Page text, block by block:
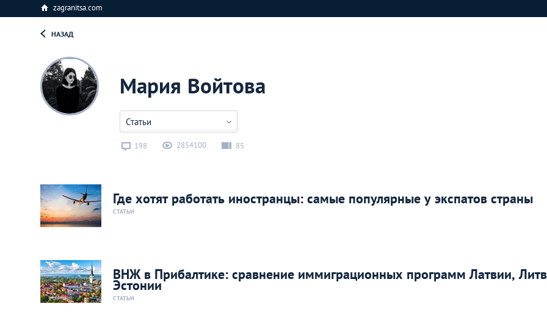
zagranitsa.com
НАЗАД
Мария Войтова
Статьи
198 2854100 85
Где хотят работать иностранцы: самые популярные у экспатов страны
СТАТЬИ
ВНЖ в Прибалтике: сравнение иммиграционных программ Латвии,
Эстонии
СТАТЬИ